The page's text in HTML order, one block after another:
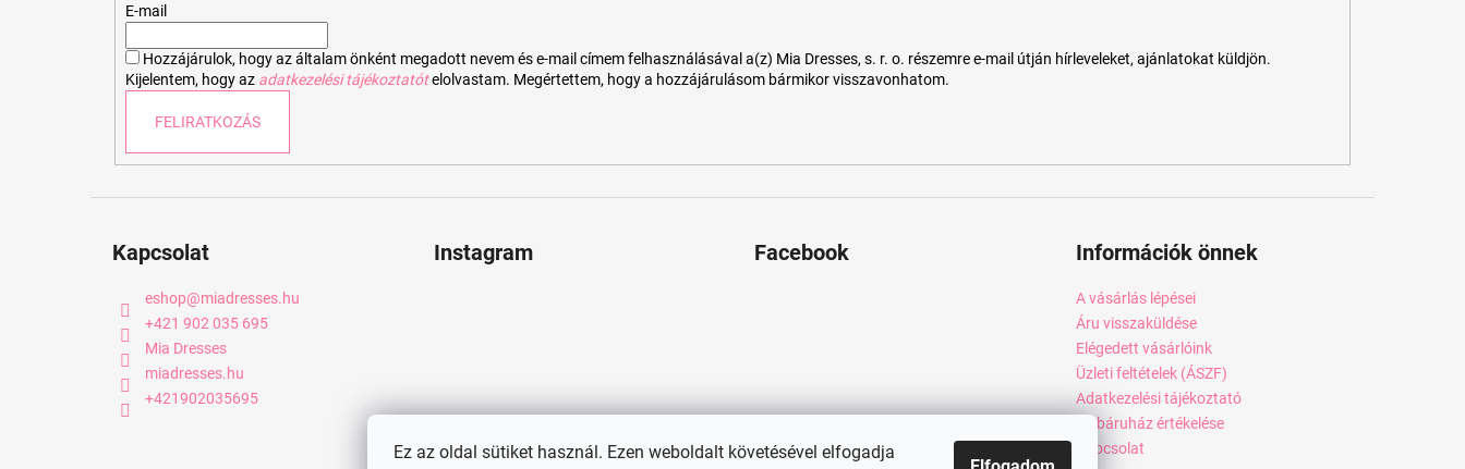
Ez az oldal sütiket használ. Ezen weboldalt követésével elfogadja
E-mail
Hozzájárulok, hogy az általam önként megadott nevem és e-mail címem felhasználásával a(z) Mia Dresses, s. r. o. részemre e-mail útján hírleveleket, ajánlatokat küldjön.
Kijelentem, hogy az adatkezelési tájékoztatót elolvastam. Megértettem, hogy a hozzájárulásom bármikor visszavonhatom.
FELIRATKOZÁS
Kapcsolat
eshop@miadresses.hu
+421 902 035 695
Mia Dresses
miadresses.hu
+421902035695
Instagram Facebook Információk önnek
A vásárlás lépései
Áru visszaküldése
Elégedett vásárlóink
Üzleti feltételek (ÁSZF)
Adatkezelési tájékoztató
Webáruház értékelése
Kapcsolat